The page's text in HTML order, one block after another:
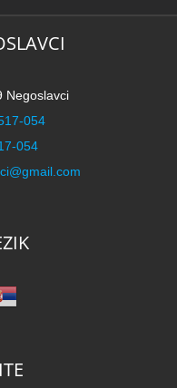
Negoslavci
054
054